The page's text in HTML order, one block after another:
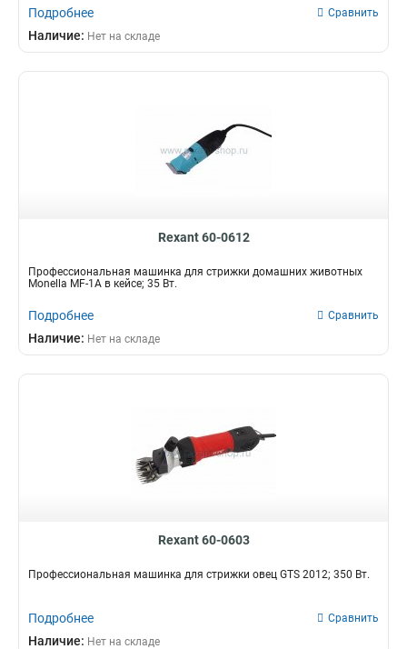
Подробнее Сравнить
Наличие: Нет на складе
Rexant 60-0612
Профессиональная машинка для стрижки домашних животных
Monella MF-1A в кейсе; 35 Вт.
Подробнее Сравнить
Наличие: Нет на складе
Rexant 60-0603
Профессиональная машинка для стрижки овец GTS 2012; 350 Вт.
Подробнее Сравнить
Наличие: Нет на складе